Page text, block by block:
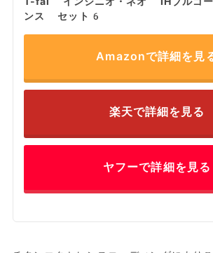
ンス セット6
Amazonで詳細を見
楽天で詳細を見る
ヤフーで詳細を見る